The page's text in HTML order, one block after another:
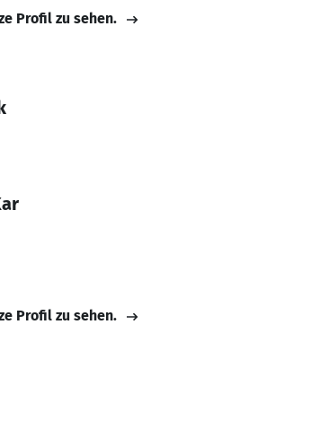
Profil zu sehen.
Profil zu sehen.